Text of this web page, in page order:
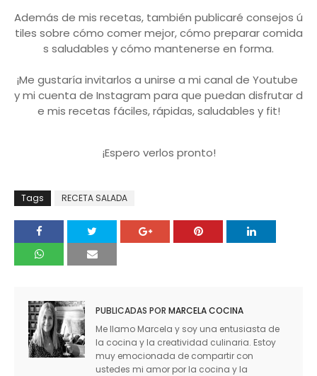
Además de mis recetas, también publicaré consejos ú
tiles sobre cómo comermejor,cómo prepararcomida
s saludables ycómo mantenerse en forma.
¡Me gustaría invitarlos a unirse a mi canal de Youtube
ymi cuenta de Instagram para que puedan disfrutard
e mis recetas fáciles,rápidas,saludables yfit!
¡Espero verlos pronto!
Tags RECETA SALADA
PUBLICADAS POR MARCELA COCINA
Me llamo Marcela y soy una entusiasta de
la cocina y la creatividad culinaria. Estoy
muy emocionada de compartir con
ustedes mi amor por la cocina y la